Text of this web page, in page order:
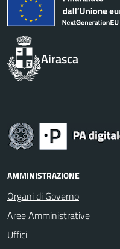
Airasca
AMMINISTRAZIONE
Organi di Governo
Aree Amministrative
Uffici